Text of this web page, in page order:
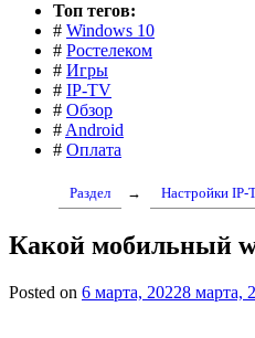
Toп тегов:
# Windows 10
# Ростелеком
# Игры
# IP-TV
# Обзор
# Android
# Оплата
Раздел → Настройки IP-
Какой мобильный
Posted on 6 марта, 20228 марта,